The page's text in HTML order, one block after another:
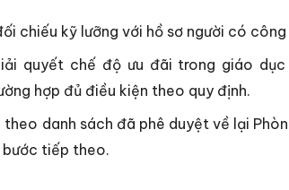
chiếu kỹ lưỡng với hồ sơ người có
quyết chế độ ưu đãi trong giáo
hợp đủ điều kiện theo quy định.
theo danh sách đã phê duyệt về lại
tiếp theo.